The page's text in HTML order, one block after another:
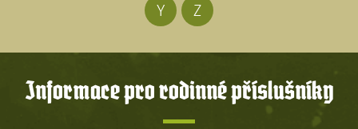
Y
Z
Informace pro rodinné příslušníky